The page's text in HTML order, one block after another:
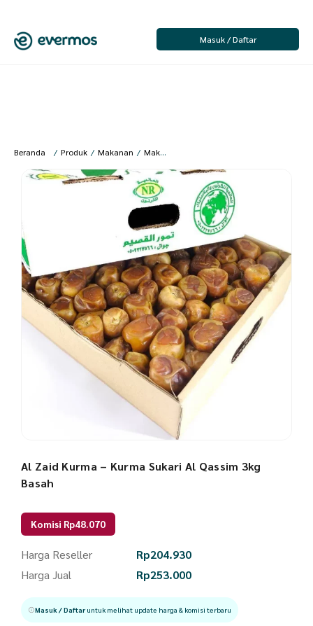
Masuk / Daftar
Beranda / Produk / Makanan / Makanan Segar
Al Zaid Kurma – Kurma Sukari Al Qassim 3kg
Basah
Komisi Rp48.070
Harga Reseller Rp204.930
Harga Jual
Rp253.000
Masuk / Daftaruntuk melihat update harga & komisi terbaru